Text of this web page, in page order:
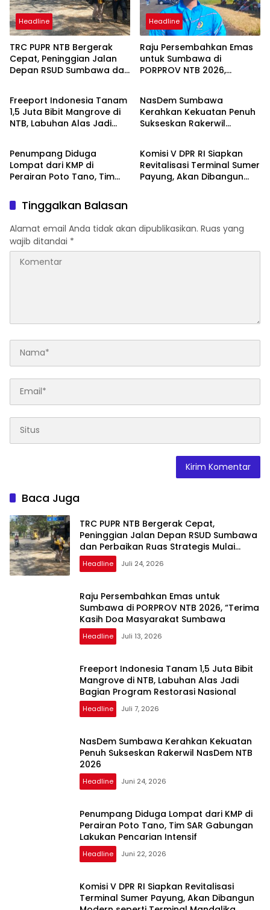
Headline
TRC PUPR NTB Bergerak
Cepat, Peninggian Jalan
Depan RSUD Sumbawa dan
Headline
Raju Persembahkan Emas
untuk Sumbawa di
PORPROV NTB 2026,
Headline
Freeport Indonesia Tanam
1,5 Juta Bibit Mangrove di
NTB, Labuhan Alas Jadi
Headline
NasDem Sumbawa
Kerahkan Kekuatan Penuh
Sukseskan Rakerwil
Headline
Penumpang Diduga
Lompat dari KMP di
Perairan Poto Tano, Tim
Pencarian Intensif
Headline
Komisi V DPR RI Siapkan
Revitalisasi Terminal Sumer
Payung, Akan Dibangun
Tinggalkan Balasan
Alamat email Anda tidak akan dipublikasikan. Ruas yang
wajib ditandai *
Baca Juga
TRC PUPR NTB Bergerak Cepat,
Peninggian Jalan Depan RSUD Sumbawa
dan Perbaikan Ruas Strategis Mulai
Dikerjakan
Headline Juli 24, 2026
Raju Persembahkan Emas untuk
Sumbawa di PORPROV NTB 2026, “Terima
Kasih Doa Masyarakat Sumbawa
Headline Juli 13, 2026
Freeport Indonesia Tanam 1,5 Juta Bibit
Mangrove di NTB, Labuhan Alas Jadi
Bagian Program Restorasi Nasional
Headline Juli 7, 2026
NasDem Sumbawa Kerahkan Kekuatan
Penuh Sukseskan Rakerwil NasDem NTB
2026
Headline Juni 24, 2026
Penumpang Diduga Lompat dari KMP di
Perairan Poto Tano, Tim SAR Gabungan
Lakukan Pencarian Intensif
Headline Juni 22, 2026
Komisi V DPR RI Siapkan Revitalisasi
Terminal Sumer Payung, Akan Dibangun